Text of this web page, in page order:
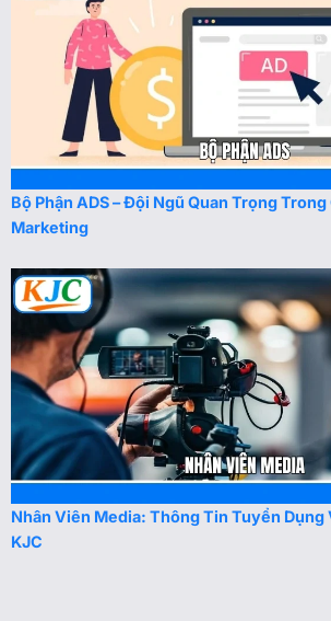
Bộ Phận ADS – Đội Ngũ Quan Trọng
Marketing
Nhân Viên Media: Thông Tin Tuyển Dụng
KJC